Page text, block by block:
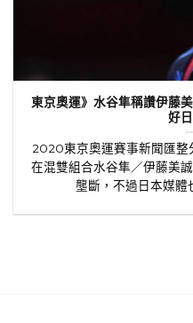
東京奧運》水谷隼稱讚伊藤
好
2020東京奧運賽事新聞匯整
在混雙組合水谷隼／伊藤美
壟斷，不過日本媒體